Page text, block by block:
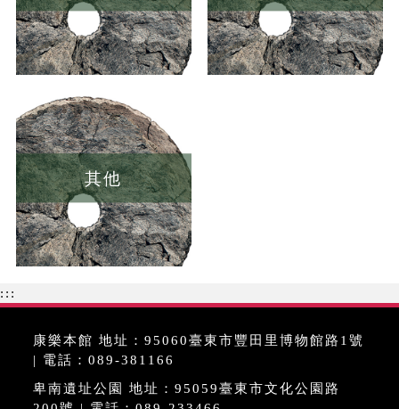
其他
:::
康樂本館 地址：95060臺東市豐田里博物館路1號
| 電話：089-381166
卑南遺址公園 地址：95059臺東市文化公園路